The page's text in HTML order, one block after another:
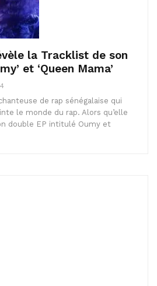
la Tracklist de son
et ‘Queen Mama’
de rap sénégalaise qui
le monde du rap. Alors qu’elle
double EP intitulé Oumy et